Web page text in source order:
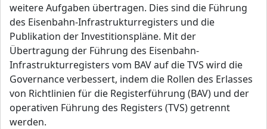
weitere Aufgaben übertragen. Dies sind die Führung
des Eisenbahn-Infrastrukturregisters und die
Publikation der Investitionspläne. Mit der
Übertragung der Führung des Eisenbahn-
Infrastrukturregisters vom BAV auf die TVS wird die
Governance verbessert, indem die Rollen des Erlasses
von Richtlinien für die Registerführung (BAV) und der
operativen Führung des Registers (TVS) getrennt
werden.